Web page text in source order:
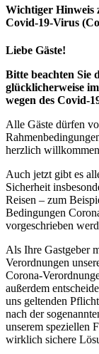
Wichtiger Hinweis
Covid-19-Virus
Liebe Gäste!
Bitte beachten Sie
glücklicherweise
wegen des Covid-
Alle Gäste dürfen
herzlich
Auch jetzt gibt es
Sicherheit
Reisen – zum
Bedingungen
vorgeschrieben
Als Ihre Gastgeber
Verordnungen
Corona-
außerdem
uns geltenden
nach der
unserem speziellen
wirklich sichere